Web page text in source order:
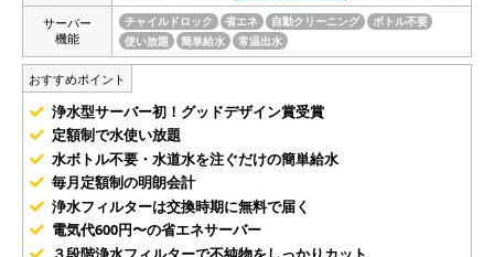
サーバー
機能
チャイルドロック 省エネ 自動クリーニング
ボトル不要
使い放題
簡単給水 常温出水
おすすめポイント
浄水型サーバー初！グッドデザイン賞受賞
定額制で水使い放題
水ボトル不要・水道水を注ぐだけの簡単給水
毎月定額制の明朗会計
浄水フィルターは交換時期に無料で届く
電気代600円〜の省エネサーバー